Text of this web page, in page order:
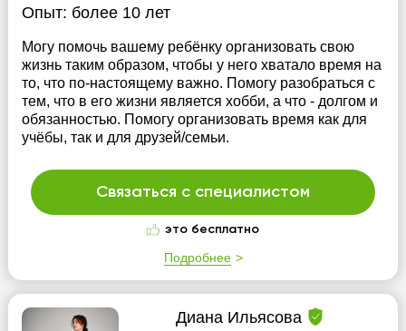
Опыт: более 10 лет
Могу помочь вашему ребёнку организовать свою
жизнь таким образом, чтобы у него хватало время на
то, что по-настоящему важно. Помогу разобраться с
тем, что в его жизни является хобби, а что - долгом и
обязанностью. Помогу организовать время как для
учёбы, так и для друзей/семьи.
Связаться с специалистом
это бесплатно
Подробнее
Диана Ильясова